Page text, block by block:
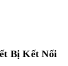
Bị Kết Nối